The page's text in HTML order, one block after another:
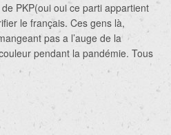
PKP(oui oui ce parti appartient
le français. Ces gens là,
pas a l’auge de la
pendant la pandémie. Tous